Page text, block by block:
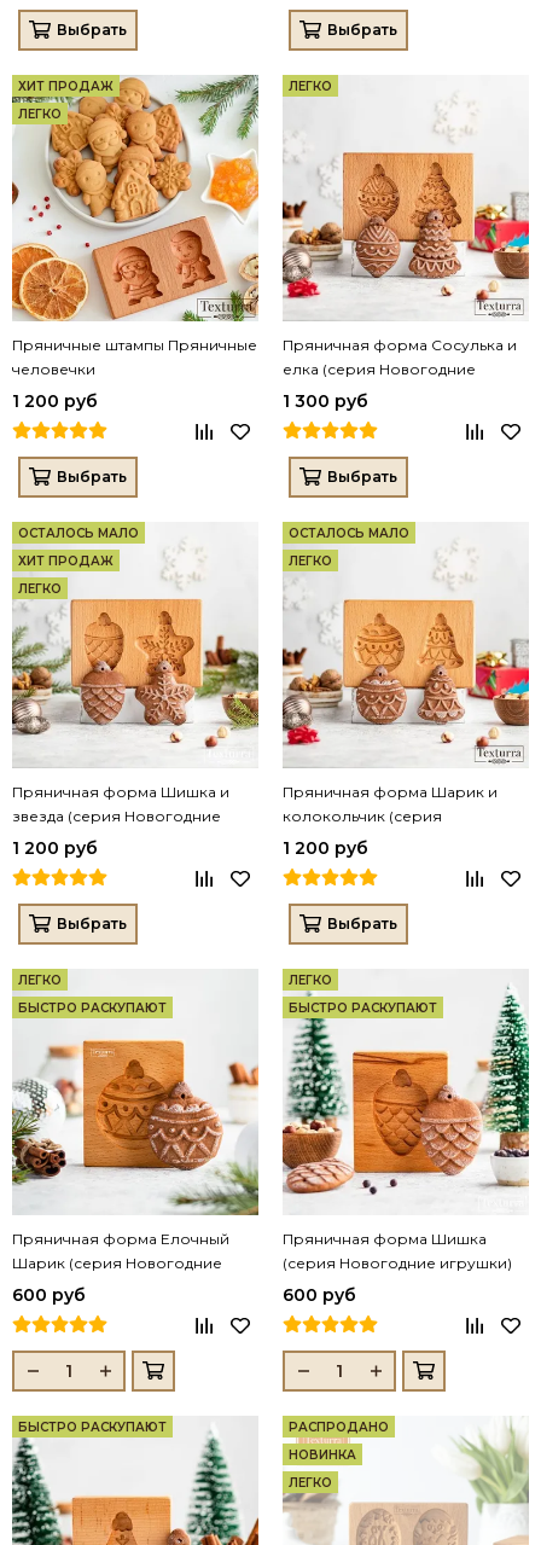
Выбрать Выбрать
ХИТ ПРОДАЖ
ЛЕГКО
Пряничные штампы Пряничные
человечки
1 200 руб
Выбрать
ЛЕГКО
Пряничная форма Сосулька и
елка (серия Новогодние
игрушки)
1 300 руб
Выбрать
ОСТАЛОСЬ МАЛО
ХИТ ПРОДАЖ
ЛЕГКО
Пряничная форма Шишка и
звезда (серия Новогодние
игрушки)
1 200 руб
Выбрать
ОСТАЛОСЬ МАЛО
ЛЕГКО
Пряничная форма Шарик и
колокольчик (серия
Новогодние игрушки)
1 200 руб
Выбрать
ЛЕГКО
БЫСТРО РАСКУПАЮТ
Пряничная форма Елочный
Шарик (серия Новогодние
игрушки)
600 руб
ЛЕГКО
БЫСТРО РАСКУПАЮТ
Пряничная форма Шишка
(серия Новогодние игрушки)
600 руб
БЫСТРО РАСКУПАЮТ
РАСПРОДАНО
НОВИНКА
ЛЕГКО